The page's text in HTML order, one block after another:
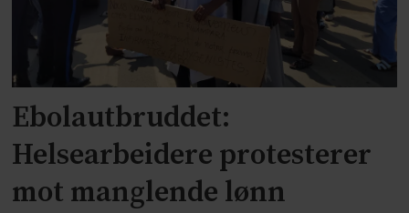
Ebolautbruddet:
Helsearbeidere protesterer
mot manglende lønn